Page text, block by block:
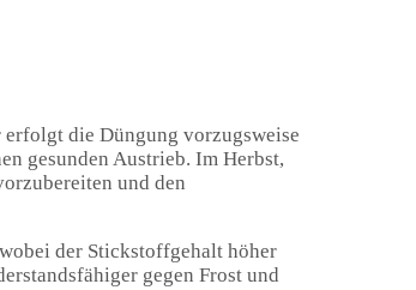
die Düngung vorzugsweise
gesunden Austrieb. Im Herbst,
und den
der Stickstoffgehalt höher
gegen Frost und